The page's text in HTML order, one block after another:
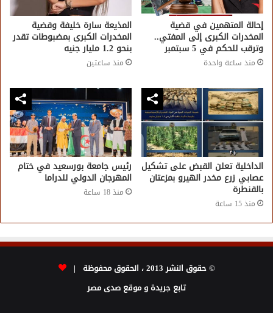
إحالة المتهمين في قضية
المخدرات الكبرى إلى المفتي..
وترقب للحكم في 5 سبتمبر
منذ ساعة واحدة
المذيعة سارة خليفة وقضية
المخدرات الكبرى بمضبوطات تقدر
بنحو 1.2 مليار جنيه
منذ ساعتين
الداخلية تعلن القبض على تشكيل
عصابي زرع مخدر الهيرو بمزعتان
بالقنطرة
منذ 15 ساعة
رئيس جامعة بورسعيد في ختام
المهرجان الدولي للدراما
منذ 18 ساعة
© حقوق النشر 2013 ، الحقوق محفوظة |
تابع جريدة و موقع صدى مصر